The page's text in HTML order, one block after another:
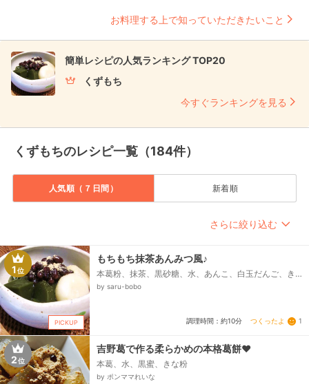
お料理する上で知っていただきたいこと
簡単レシピの人気ランキング TOP20
くずもち
今すぐランキングを見る
くずもちのレシピ一覧（184件）
人気順（７日間） 新着順
さらに絞り込む
1位
PICKUP
もちもち抹茶あんみつ風♪
本葛粉、抹茶、黒砂糖、水、あんこ、白玉だんご、き
な粉
by saru-bobo
調理時間：約10分 つくったよ 1
2位
吉野葛で作る柔らかめの本格葛餅❤️
本葛、水、黒蜜、きな粉
by ポンママれいな